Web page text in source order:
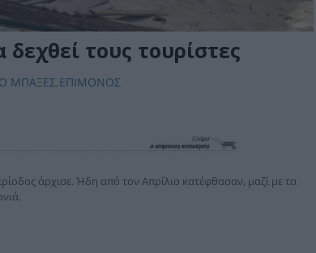
τους τουρίστες
ΜΠΑΞΕΣ,ΕΠΙΜΟΝΟΣ
άρχισε. Ήδη από τον Απρίλιο κατέφθασαν, μαζί με τα